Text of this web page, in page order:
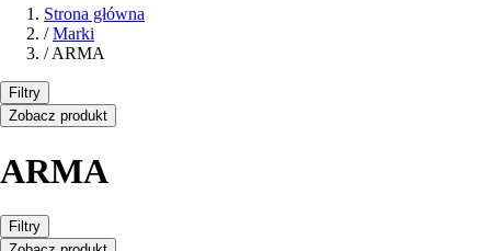
Strona główna
/ Marki
/ ARMA
Filtry
Zobacz produkt
ARMA
Filtry